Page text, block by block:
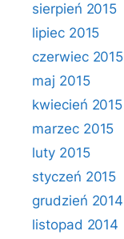
sierpień 2015
lipiec 2015
czerwiec 2015
maj 2015
kwiecień 2015
marzec 2015
luty 2015
styczeń 2015
grudzień 2014
listopad 2014